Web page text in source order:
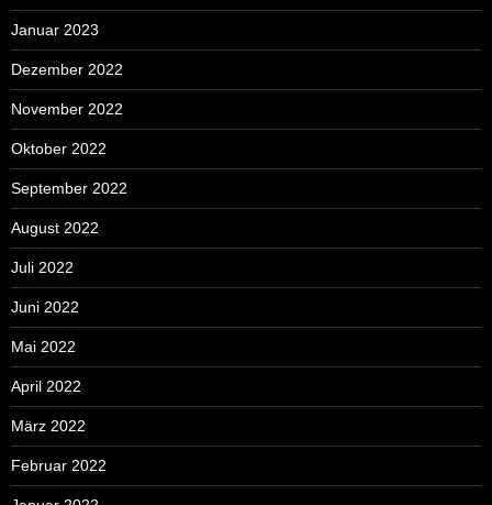
Januar 2023
Dezember 2022
November 2022
Oktober 2022
September 2022
August 2022
Juli 2022
Juni 2022
Mai 2022
April 2022
März 2022
Februar 2022